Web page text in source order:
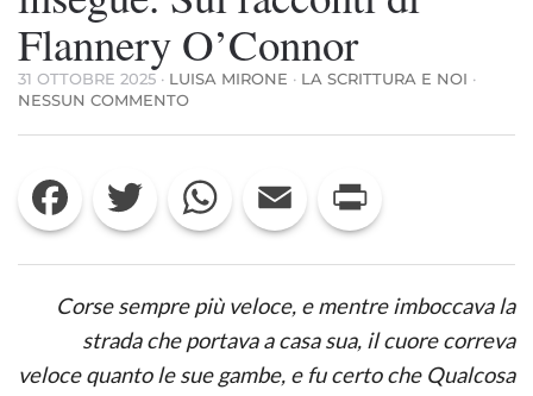
Flannery O’Connor
31 OTTOBRE 2025 · LUISA MIRONE · LA SCRITTURA E NOI ·
NESSUN COMMENTOSU
DI
CI
INSEGUE.
SUI
DI
O’CONNOR
Facebook Twitter WhatsApp Email
Corse sempre più veloce, e mentre imboccava la
strada che portava a casa sua, il cuore correva
veloce quanto le sue gambe, e fu certo che Qualcosa